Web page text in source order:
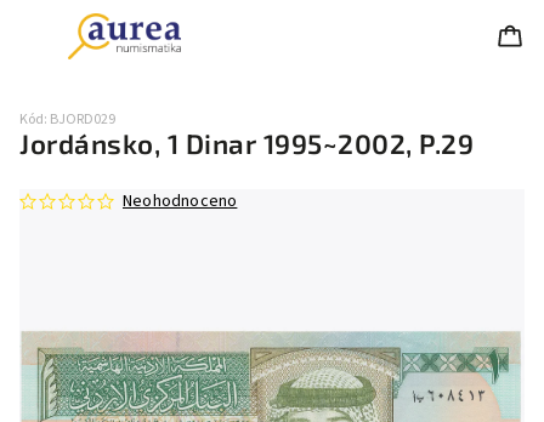
Jordánsko, 1 Dinar 1995~2002, P.29
Kód: BJORD029
Neohodnoceno